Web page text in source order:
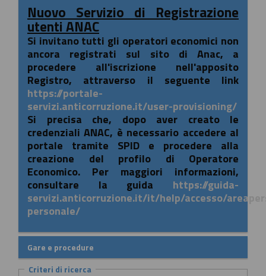
Nuovo Servizio di Registrazione
utenti ANAC
Si invitano tutti gli operatori economici non
ancora registrati sul sito di Anac, a
procedere all'iscrizione nell'apposito
Registro, attraverso il seguente link
https://portale-
servizi.anticorruzione.it/user-provisioning/
Si precisa che, dopo aver creato le
credenziali ANAC, è necessario accedere al
portale tramite SPID e procedere alla
creazione del profilo di Operatore
Economico. Per maggiori informazioni,
consultare la guida https://guida-
servizi.anticorruzione.it/it/help/accesso/
personale/
Gare e procedure
Criteri di ricerca